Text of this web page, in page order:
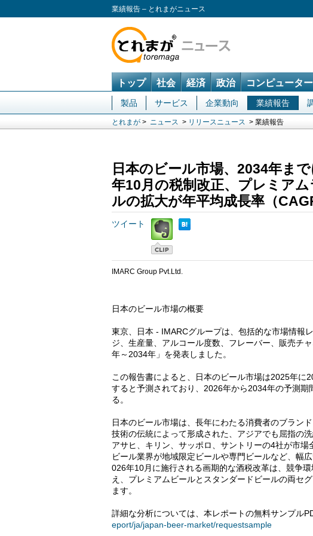
業績報告 – とれまがニュース
トップ 社会 経済 政治 コンピューター
製品 サービス 企業動向 業績報告
とれまが > ニュース > リリースニュース > 業績報告
日本のビール市場、2034年ま
年10月の税制改正、プレミア
ルの拡大が年平均成長率（
ツイート
IMARC Group Pvt.Ltd.
日本のビール市場の概要
東京、日本 - IMARCグループは、包括的な市場情報
ジ、生産量、アルコール度数、フレーバー、販売チ
年～2034年」を発表しました。
この報告書によると、日本のビール市場は2025年に
すると予測されており、2026年から2034年の予測
る。
日本のビール市場は、長年にわたる消費者のブラン
技術の伝統によって形成された、アジアでも屈指の
アサヒ、キリン、サッポロ、サントリーの4社が市
ビール業界が地域限定ビールや専門ビールなど、幅
026年10月に施行される画期的な酒税改革は、競争
え、プレミアムビールとスタンダードビールの両セ
ます。
詳細な分析については、本レポートの無料サンプル
eport/ja/japan-beer-market/requestsample